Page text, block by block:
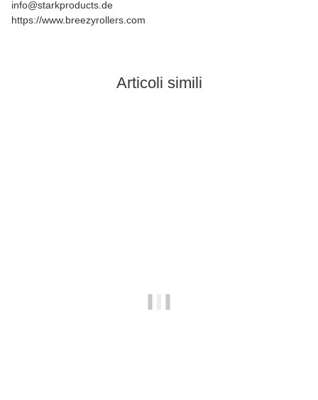
info@starkproducts.de
https://www.breezyrollers.com
Articoli simili